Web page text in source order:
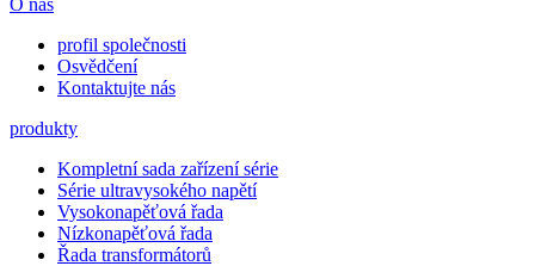
profil společnosti
Osvědčení
Kontaktujte nás
produkty
Kompletní sada zařízení série
Série ultravysokého napětí
Vysokonapěťová řada
Nízkonapěťová řada
Řada transformátorů